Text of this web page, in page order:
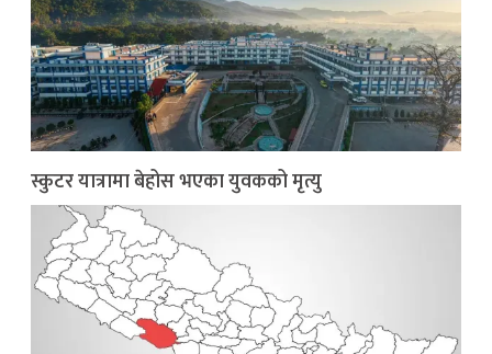
स्कुटर यात्रामा बेहोस भएका युवकको मृत्यु